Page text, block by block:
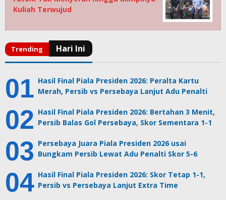
Kuliah Terwujud
Hasil Final Piala Presiden 2026: Peralta Kartu
Merah, Persib vs Persebaya Lanjut Adu Penalti
Hasil Final Piala Presiden 2026: Bertahan 3 Menit,
Persib Balas Gol Persebaya, Skor Sementara 1-1
Persebaya Juara Piala Presiden 2026 usai
Bungkam Persib Lewat Adu Penalti Skor 5-6
Hasil Final Piala Presiden 2026: Skor Tetap 1-1,
Persib vs Persebaya Lanjut Extra Time